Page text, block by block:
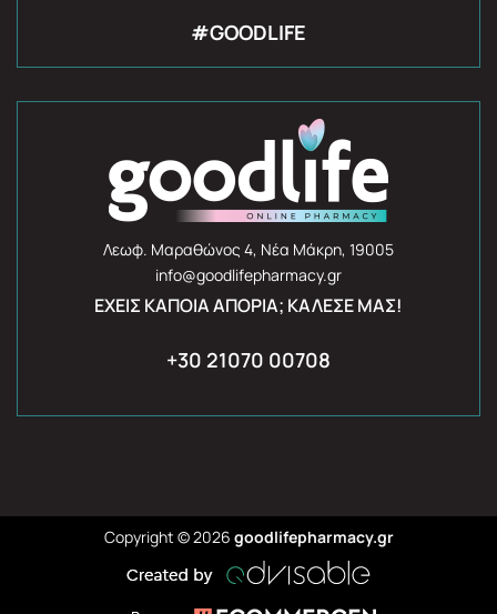
#GOODLIFE
Λεωφ. Μαραθώνος 4, Νέα Μάκρη, 19005
info@goodlifepharmacy.gr
ΈΧΕΙΣ ΚΆΠΟΙΑ ΑΠΟΡΊΑ; ΚΆΛΕΣΈ ΜΑΣ!
+30 21070 00708
Copyright © 2026 goodlifepharmacy.gr